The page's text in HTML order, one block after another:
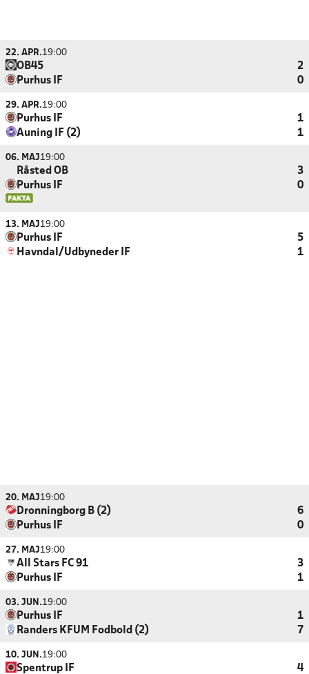
22. APR.19:00
OB45
2
Purhus IF
0
29. APR.19:00
Purhus IF
1
Auning IF (2)
1
06. MAJ19:00
Råsted OB
3
Purhus IF
0
13. MAJ19:00
Purhus IF
5
Havndal/Udbyneder IF
1
20. MAJ19:00
Dronningborg B (2)
6
Purhus IF
0
27. MAJ19:00
All Stars FC 91
3
Purhus IF
1
03. JUN.19:00
Purhus IF
1
Randers KFUM Fodbold (2)
7
10. JUN.19:00
Spentrup IF 4